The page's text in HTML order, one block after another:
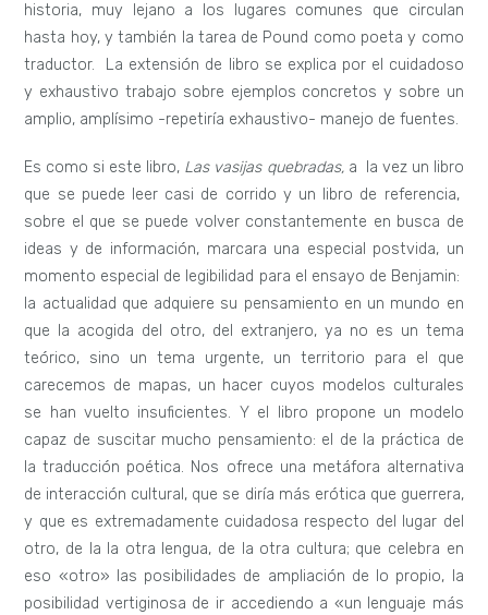
historia, muy lejano a los lugares comunes que circulan
hasta hoy, y también la tarea de Pound como poeta y como
traductor. La extensión de libro se explica por el cuidadoso
y exhaustivo trabajo sobre ejemplos concretos y sobre un
amplio, amplísimo -repetiría exhaustivo- manejo de fuentes.
Es como si este libro, Las vasijas quebradas, a la vez un libro
que se puede leer casi de corrido y un libro de referencia,
sobre el que se puede volver constantemente en busca de
ideas y de información, marcara una especial postvida, un
momento especial de legibilidad para el ensayo de Benjamin:
la actualidad que adquiere su pensamiento en un mundo en
que la acogida del otro, del extranjero, ya no es un tema
teórico, sino un tema urgente, un territorio para el que
carecemos de mapas, un hacer cuyos modelos culturales
se han vuelto insuficientes. Y el libro propone un modelo
capaz de suscitar mucho pensamiento: el de la práctica de
la traducción poética. Nos ofrece una metáfora alternativa
de interacción cultural, que se diría más erótica que guerrera,
y que es extremadamente cuidadosa respecto del lugar del
otro, de la la otra lengua, de la otra cultura; que celebra en
eso «otro» las posibilidades de ampliación de lo propio, la
posibilidad vertiginosa de ir accediendo a «un lenguaje más